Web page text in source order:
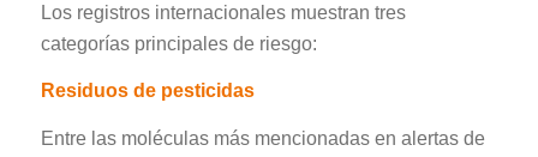
Los registros internacionales muestran tres
categorías principales de riesgo:
Residuos de pesticidas
Entre las moléculas más mencionadas en alertas de